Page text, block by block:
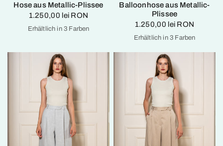
Hose aus Metallic-Plissee
1.250,00 lei RON
BlackgreenSilver
Erhältlich in 3 Farben
Balloonhose aus Metallic-
Plissee
1.250,00 lei RON
BlackgreenSilver
Erhältlich in 3 Farben